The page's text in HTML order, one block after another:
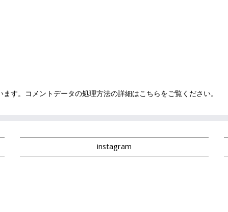
す。 コメントデータの処理方法の詳細はこちらをご覧ください。
instagram